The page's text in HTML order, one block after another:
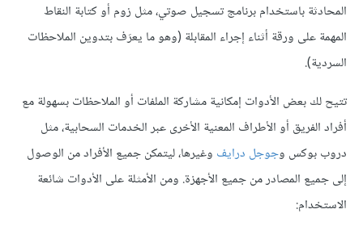
المحادثة باستخدام برنامج تسجيل صوتي، مثل زوم أو كتابة النقاط
المهمة على ورقة أثناء إجراء المقابلة (وهو ما يعرَف بتدوين الملاحظات
السردية).
تتيح لك بعض الأدوات إمكانية مشاركة الملفات أو الملاحظات بسهولة مع
أفراد الفريق أو الأطراف المعنية الأخرى عبر الخدمات السحابية، مثل
دروب بوكس وجوجل درايف وغيرها، ليتمكن جميع الأفراد من الوصول
إلى جميع المصادر من جميع الأجهزة. ومن الأمثلة على الأدوات شائعة
الاستخدام: